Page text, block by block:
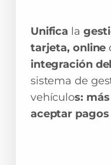
Unifica la
tarjeta, online
integración
sistema de
vehículos:
aceptar